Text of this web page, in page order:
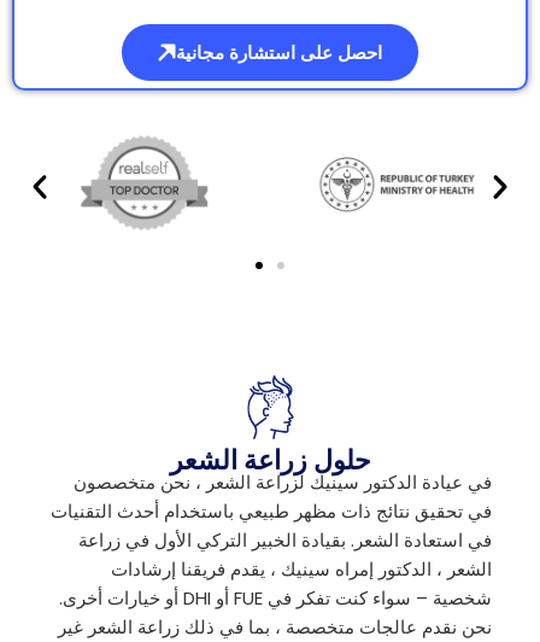
احصل على استشارة مجانية
حلول زراعة الشعر
في عيادة الدكتور سينيك لزراعة الشعر ، نحن متخصصون
في تحقيق نتائج ذات مظهر طبيعي باستخدام أحدث التقنيات
في استعادة الشعر. بقيادة الخبير التركي الأول في زراعة
الشعر ، الدكتور إمراه سينيك ، يقدم فريقنا إرشادات
شخصية – سواء كنت تفكر في FUE أو DHI أو خيارات أخرى.
نحن نقدم عالجات متخصصة ، بما في ذلك زراعة الشعر غير